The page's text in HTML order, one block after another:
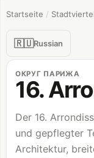
Startseite / Stadtviertel
🇷🇺Russian
ОКРУГ ПАРИЖА
16.
Der 16.
und gepflegter
Architektur,